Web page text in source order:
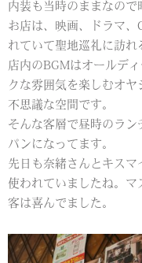
内装も当時のままなの
お店は、映画、ドラマ
れていて聖地巡礼に訪れ
店内のBGMはオールデ
クな雰囲気を楽しむオ
不思議な空間です。
そんな客層で昼時のラ
パンになってます。
先日も奈緒さんとキス
使われていましたね。マ
客は喜んでました。